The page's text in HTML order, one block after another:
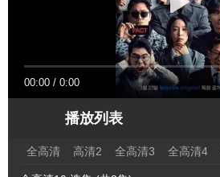
00:00 / 0:00
播放列表
全高清 高清2 全高清3 全高清4